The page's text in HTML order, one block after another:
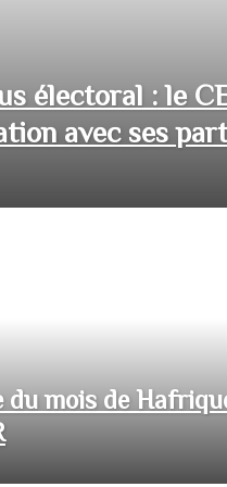
électoral : le
avec ses
du mois de